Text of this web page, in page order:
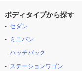
ボディタイプから探す
セダン
ミニバン
ハッチバック
ステーションワゴン